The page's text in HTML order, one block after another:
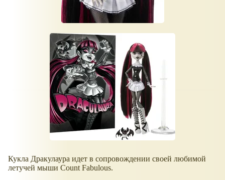
Кукла Дракулаура идет в сопровождении своей любимой
летучей мыши Count Fabulous.